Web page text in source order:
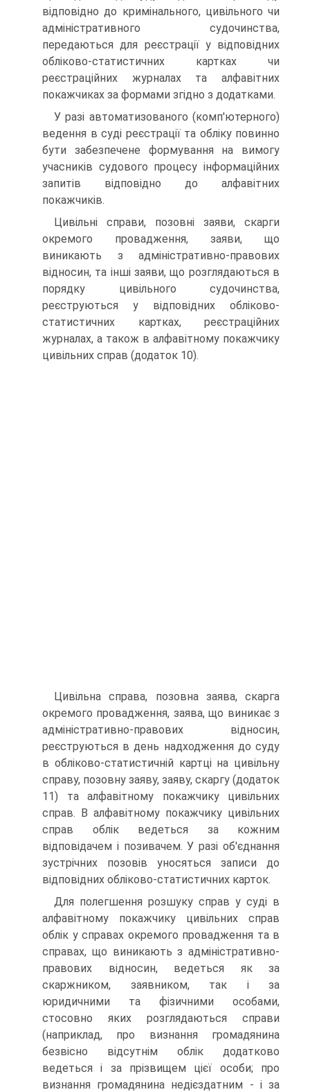
відповідно до кримінального, цивільного чи
адміністративного судочинства,
передаються для реєстрації у відповідних
обліково-статистичних картках чи
реєстраційних журналах та алфавітних
покажчиках за формами згідно з додатками.
У разі автоматизованого (комп'ютерного)
ведення в суді реєстрації та обліку повинно
бути забезпечене формування на вимогу
учасників судового процесу інформаційних
запитів відповідно до алфавітних
покажчиків.
Цивільні справи, позовні заяви, скарги
окремого провадження, заяви, що
виникають з адміністративно-правових
відносин, та інші заяви, що розглядаються в
порядку цивільного судочинства,
реєструються у відповідних обліково-
статистичних картках, реєстраційних
журналах, а також в алфавітному покажчику
цивільних справ (додаток 10).
Цивільна справа, позовна заява, скарга
окремого провадження, заява, що виникає з
адміністративно-правових відносин,
реєструються в день надходження до суду
в обліково-статистичній картці на цивільну
справу, позовну заяву, заяву, скаргу (додаток
11) та алфавітному покажчику цивільних
справ. В алфавітному покажчику цивільних
справ облік ведеться за кожним
відповідачем і позивачем. У разі об'єднання
зустрічних позовів уносяться записи до
відповідних обліково-статистичних карток.
Для полегшення розшуку справ у суді в
алфавітному покажчику цивільних справ
облік у справах окремого провадження та в
справах, що виникають з адміністративно-
правових відносин, ведеться як за
скаржником, заявником, так і за
юридичними та фізичними особами,
стосовно яких розглядаються справи
(наприклад, про визнання громадянина
безвісно відсутнім облік додатково
ведеться і за прізвищем цієї особи; про
визнання громадянина недієздатним - і за